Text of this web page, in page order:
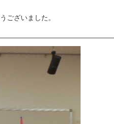
う ございま した。